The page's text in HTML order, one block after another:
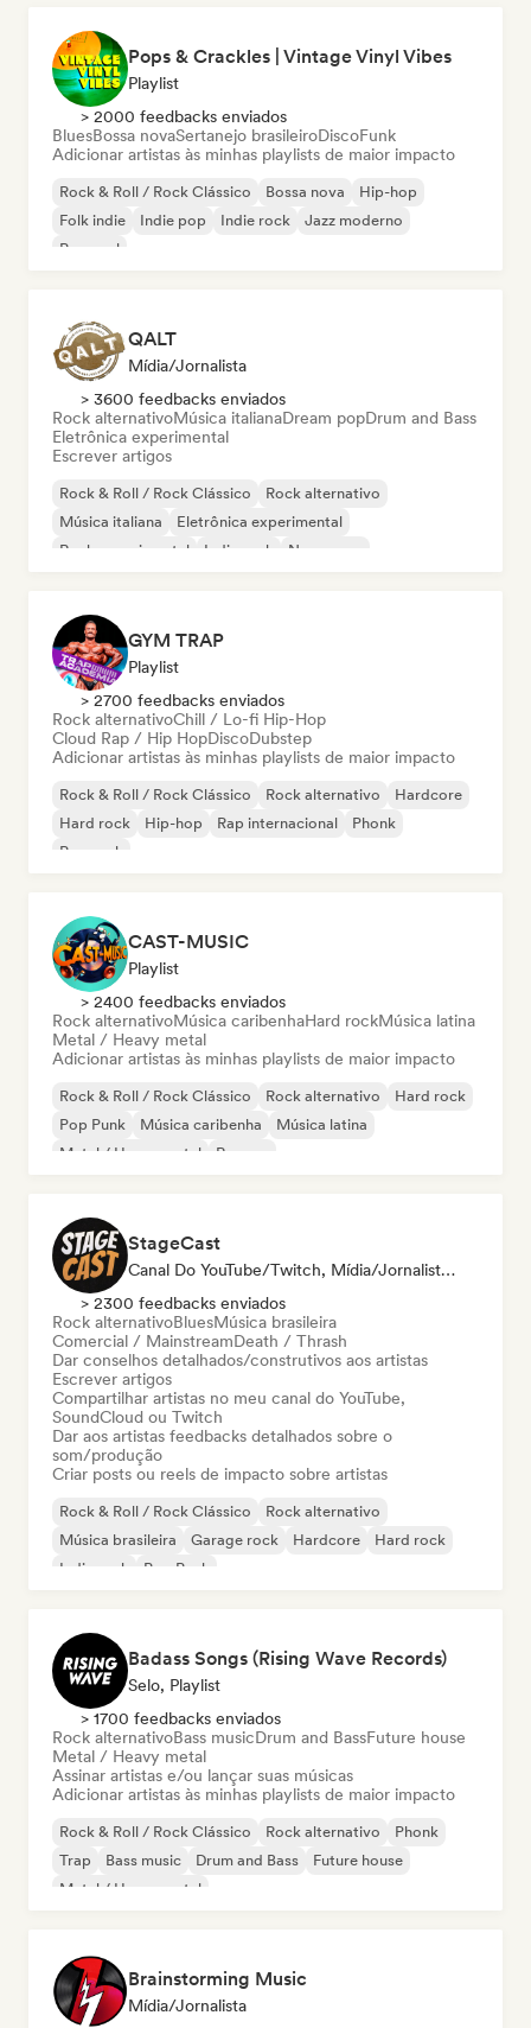
Pops & Crackles | Vintage Vinyl Vibes
Playlist
> 2000 feedbacks enviados
BluesBossa novaSertanejo brasileiroDiscoFunk
Adicionar artistas às minhas playlists de maior impacto
Rock & Roll / Rock Clássico Bossa nova
Hip-hop
Folk indie
Indie pop Indie rock
Jazz moderno
Pop soul
QALT
Mídia/Jornalista
> 3600 feedbacks enviados
Rock alternativoMúsica italianaDream popDrum and Bass
Eletrônica experimental
Escrever artigos
Rock & Roll / Rock Clássico
Rock alternativo
Música italiana
Eletrônica experimental
Rock experimental
Indie rock
New wave
GYM TRAP
Playlist
> 2700 feedbacks enviados
Rock alternativoChill / Lo-fi Hip-Hop
Cloud Rap / Hip HopDiscoDubstep
Adicionar artistas às minhas playlists de maior impacto
Rock & Roll / Rock Clássico Rock alternativo
Hardcore
Hard rock
Hip-hop Rap internacional
Phonk
Pop rock
CAST-MUSIC
Playlist
> 2400 feedbacks enviados
Rock alternativoMúsica caribenhaHard rockMúsica latina
Metal / Heavy metal
Adicionar artistas às minhas playlists de maior impacto
Rock & Roll / Rock Clássico Rock alternativo
Hard rock
Pop Punk
Música caribenha
Música latina
Metal / Heavy metal
Reggae
StageCast
Canal Do YouTube/Twitch, Mídia/Jornalista, Mentor, Influenciador, Especialista Em Som
> 2300 feedbacks enviados
Rock alternativoBluesMúsica brasileira
Comercial / MainstreamDeath / Thrash
Dar conselhos detalhados/construtivos aos artistas
Escrever artigos
Compartilhar artistas no meu canal do YouTube,
SoundCloud ou Twitch
Dar aos artistas feedbacks detalhados sobre o
som/produção
Criar posts ou reels de impacto sobre artistas
Rock & Roll / Rock Clássico
Rock alternativo
Música brasileira
Garage rock Hardcore
Hard rock
Indie rock
Pop Punk
Badass Songs (Rising Wave Records)
Selo, Playlist
> 1700 feedbacks enviados
Rock alternativoBass musicDrum and BassFuture house
Metal / Heavy metal
Assinar artistas e/ou lançar suas músicas
Adicionar artistas às minhas playlists de maior impacto
Rock & Roll / Rock Clássico Rock alternativo
Phonk
Trap
Bass music Drum and Bass
Future house
Metal / Heavy metal
Brainstorming Music
Mídia/Jornalista